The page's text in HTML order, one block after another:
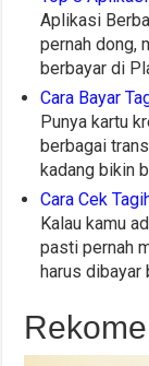
Aplikasi
pernah dong,
berbayar di
Cara Bayar
Punya kartu
berbagai
kadang bikin
Cara Cek
Kalau kamu
pasti pernah
harus dibayar